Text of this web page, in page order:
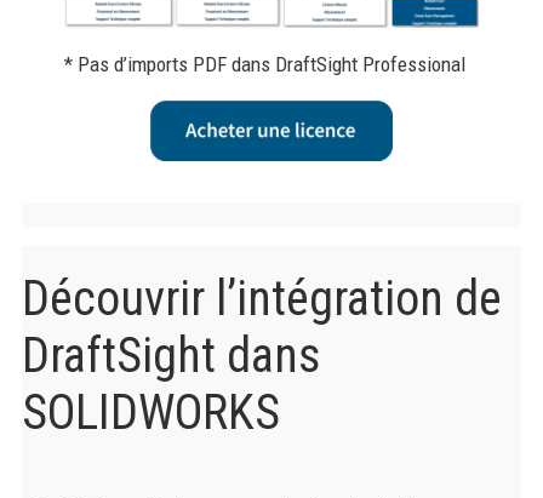
* Pas d’imports PDF dans DraftSight Professional
Découvrir l’intégration de
DraftSight dans
SOLIDWORKS